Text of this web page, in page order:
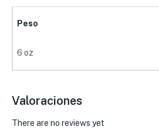
Peso
6 oz
Valoraciones
There are no reviews yet